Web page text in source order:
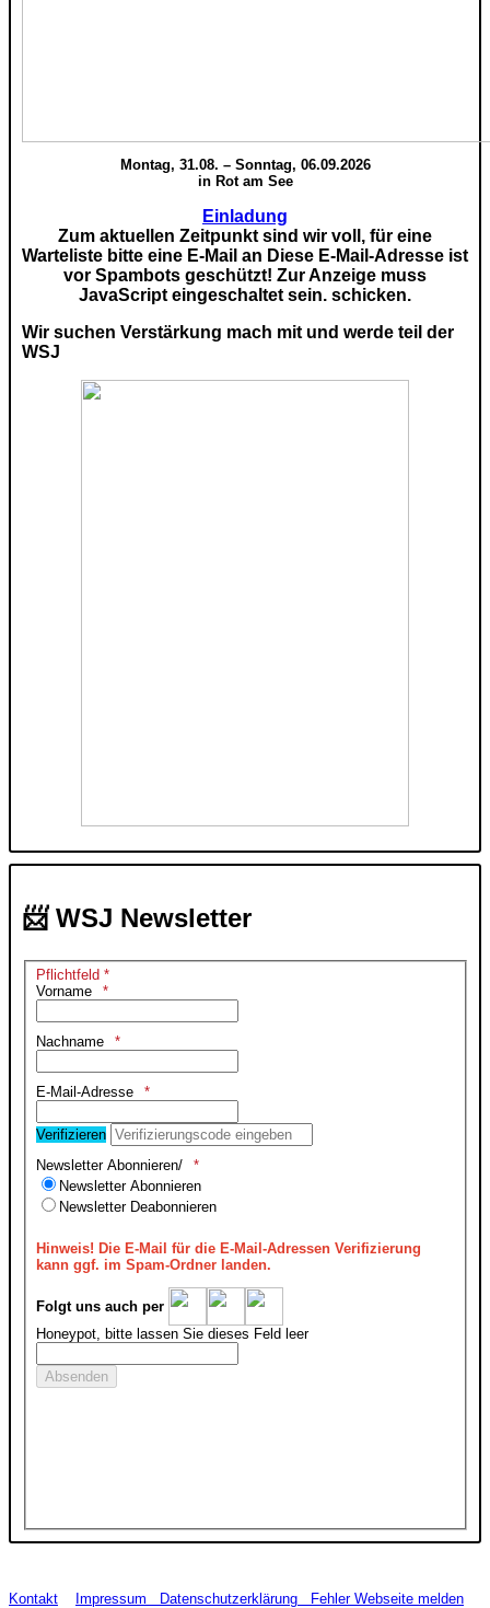
Montag, 31.08. – Sonntag, 06.09.2026
in Rot am See
Einladung
Zum aktuellen Zeitpunkt sind wir voll, für eine
Warteliste bitte eine E-Mail an Diese E-Mail-Adresse ist
vor Spambots geschützt! Zur Anzeige muss
JavaScript eingeschaltet sein. schicken.
Wir suchen Verstärkung mach mit und werde teil der
WSJ
📨 WSJ Newsletter
Pflichtfeld *
Vorname
Nachname
E-Mail-Adresse
Verifizieren
Newsletter Abonnieren/
Newsletter Abonnieren
Newsletter Deabonnieren
Hinweis! Die E-Mail für die E-Mail-Adressen Verifizierung
kann ggf. im Spam-Ordner landen.
Folgt uns auch per
Honeypot, bitte lassen Sie dieses Feld leer
Kontakt Impressum Datenschutzerklärung Fehler Webseite melden